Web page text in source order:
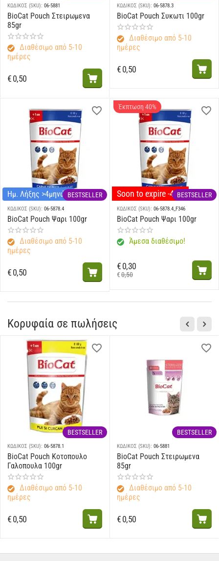
ΚΩΔΙΚΟΣ (SKU): 06-5881
BioCat Pouch Στειρωμενα
85gr
Διαθέσιμο από 5-10
ημέρες
€0,50
ΚΩΔΙΚΟΣ (SKU): 06-5878.3
BioCat Pouch Συκωτι 100gr
Διαθέσιμο από 5-10
ημέρες
€0,50
Ημ. Λήξης >4μηνώνBESTSELLER
ΚΩΔΙΚΟΣ (SKU): 06-5878.4
BioCat Pouch Ψαρι 100gr
Διαθέσιμο από 5-10
ημέρες
€0,50
Έκπτωση 40%
Soon to expire -40%BESTSELLER
ΚΩΔΙΚΟΣ (SKU): 06-5878.4_F346
BioCat Pouch Ψαρι 100gr
Άμεσα διαθέσιμο!
€0,50
€0,30
Κορυφαία σε πωλήσεις
BESTSELLER
ΚΩΔΙΚΟΣ (SKU): 06-5878.1
BioCat Pouch Κοτοπουλο
Γαλοπουλα 100gr
Διαθέσιμο από 5-10
ημέρες
€0,50
BESTSELLER
ΚΩΔΙΚΟΣ (SKU): 06-5881
BioCat Pouch Στειρωμενα
85gr
Διαθέσιμο από 5-10
ημέρες
€0,50